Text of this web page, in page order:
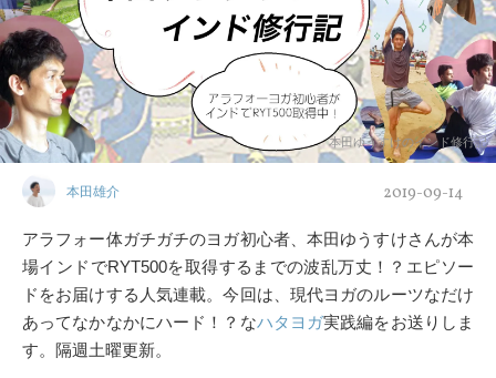
本田ゆうすけのインド修行記
本田雄介 2019-09-14
アラフォー体ガチガチのヨガ初心者、本田ゆうすけさんが本
場インドでRYT500を取得するまでの波乱万丈！？エピソー
ドをお届けする人気連載。今回は、現代ヨガのルーツなだけ
あってなかなかにハード！？なハタヨガ実践編をお送りしま
す。隔週土曜更新。